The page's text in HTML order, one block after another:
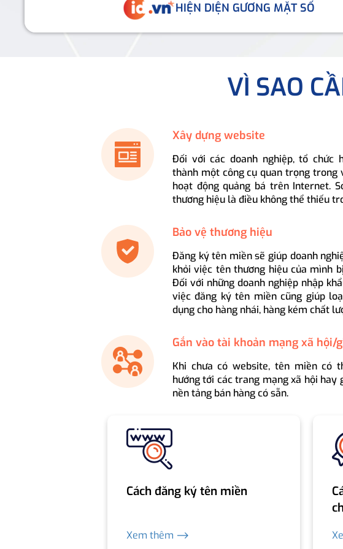
HIỆN DIỆN GƯƠNG MẶT SỐ
VÌ SAO
Xây dựng website
Đối với các doanh nghiệp, tổ chức
thành một công cụ quan trọng trong
hoạt động quảng bá trên Internet.
thương hiệu là điều không thể thiếu
Bảo vệ thương hiệu
Đăng ký tên miền sẽ giúp doanh
khỏi việc tên thương hiệu của mình
Đối với những doanh nghiệp nhập
việc đăng ký tên miền cũng giúp
dụng cho hàng nhái, hàng kém chất
Gắn vào tài khoản mạng xã
Khi chưa có website, tên miền có
hướng tới các trang mạng xã hội
nền tảng bán hàng có sẵn.
Cách đăng ký tên miền
Xem thêm ⟶